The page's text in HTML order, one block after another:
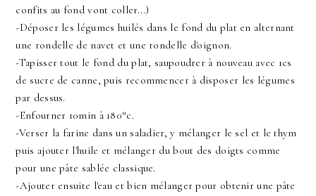
confits au fond vont coller...)
-Déposer les légumes huilés dans le fond du plat en alternant
une rondelle de navet et une rondelle d'oignon.
-Tapisser tout le fond du plat, saupoudrer à nouveau avec 1cs
de sucre de canne, puis recommencer à disposer les légumes
par dessus.
-Enfourner 10min à 180°c.
-Verser la farine dans un saladier, y mélanger le sel et le thym
puis ajouter l'huile et mélanger du bout des doigts comme
pour une pâte sablée classique.
-Ajouter ensuite l'eau et bien mélanger pour obtenir une pâte